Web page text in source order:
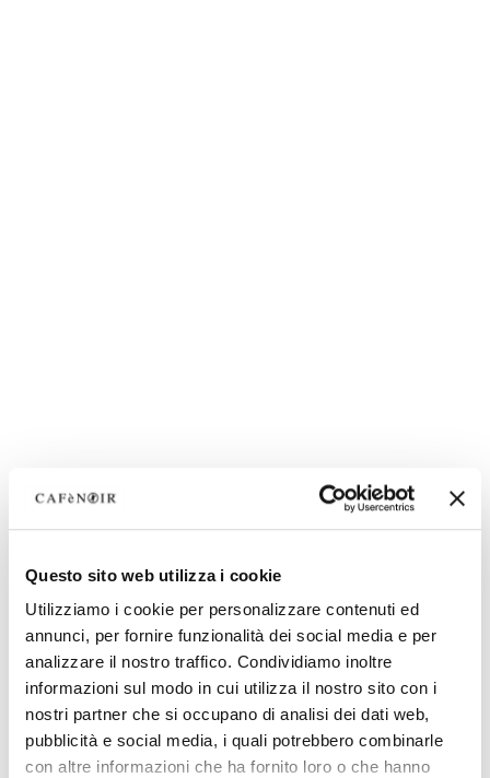
Questo sito web utilizza i cookie
Utilizziamo i cookie per personalizzare contenuti ed
annunci, per fornire funzionalità dei social media e per
analizzare il nostro traffico. Condividiamo inoltre
informazioni sul modo in cui utilizza il nostro sito con i
nostri partner che si occupano di analisi dei dati web,
pubblicità e social media, i quali potrebbero combinarle
con altre informazioni che ha fornito loro o che hanno